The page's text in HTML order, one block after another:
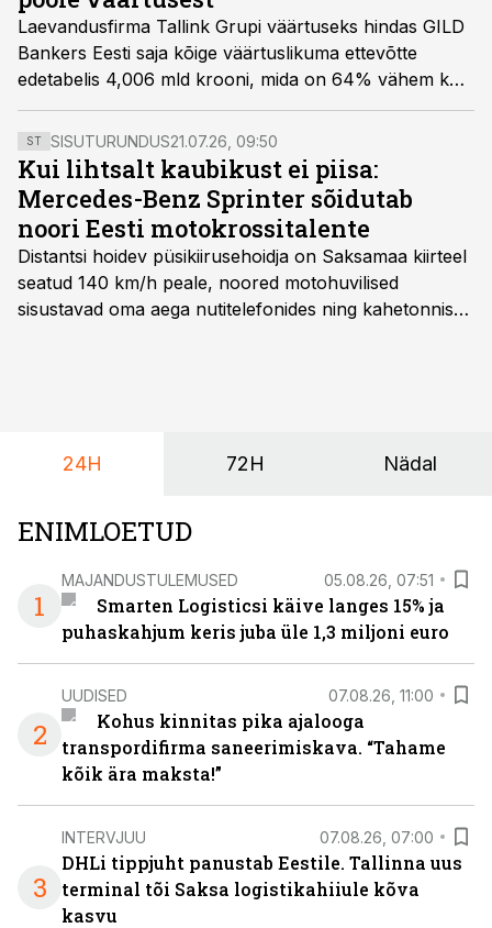
Laevandusfirma Tallink Grupi väärtuseks hindas GILD
Bankers Eesti saja kõige väärtuslikuma ettevõtte
edetabelis 4,006 mld krooni, mida on 64% vähem kui
mullu.
ST SISUTURUNDUS21.07.26, 09:50
Kui lihtsalt kaubikust ei piisa:
Mercedes-Benz Sprinter sõidutab
noori Eesti motokrossitalente
Distantsi hoidev püsikiirusehoidja on Saksamaa kiirteel
seatud 140 km/h peale, noored motohuvilised
sisustavad oma aega nutitelefonides ning kahetonnises
24H 72H Nädal
ENIMLOETUD
1
MAJANDUSTULEMUSED 05.08.26, 07:51
Smarten Logisticsi käive langes 15% ja
puhaskahjum keris juba üle 1,3 miljoni euro
2
UUDISED 07.08.26, 11:00
Kohus kinnitas pika ajalooga
transpordifirma saneerimiskava. “Tahame
kõik ära maksta!”
3
INTERVJUU 07.08.26, 07:00
DHLi tippjuht panustab Eestile. Tallinna uus
terminal tõi Saksa logistikahiiule kõva
kasvu